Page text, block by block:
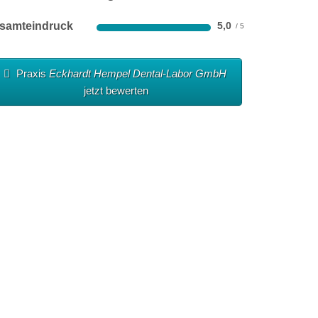
5,0
Praxis Eckhardt Hempel Dental-Labor GmbH
jetzt bewerten